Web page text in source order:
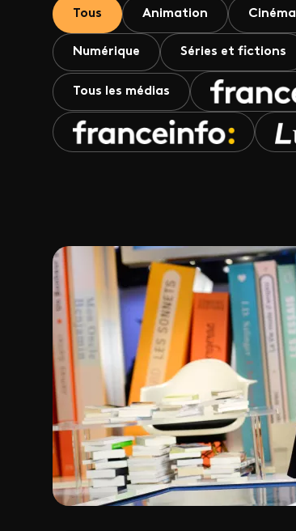
Tous Animation Cinéma
Numérique Séries et fictions
Tous les médias